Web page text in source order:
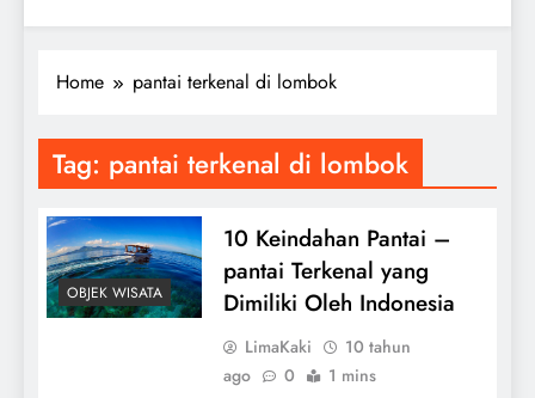
Home pantai terkenal di lombok
Tag: pantai terkenal di lombok
OBJEK WISATA
10 Keindahan Pantai –
pantai Terkenal yang
Dimiliki Oleh Indonesia
LimaKaki
10 tahun
ago
0 1 mins